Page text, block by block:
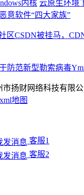
内核 云原生环境
意软件“四大家族”
区CSDN被挂马，
防范新型勒索病毒
市扬财网络科技有限
xml地图
客服1
客服2